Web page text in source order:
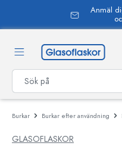
Anmäl
Burkar Burkar efter användning
GLASOFLASKOR